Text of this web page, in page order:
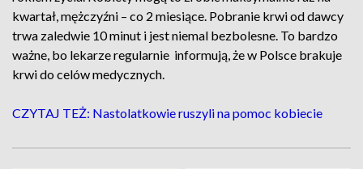
kwartał, mężczyźni – co 2 miesiące. Pobranie krwi od dawcy
trwa zaledwie 10 minut i jest niemal bezbolesne. To bardzo
ważne, bo lekarze regularnie informują, że w Polsce brakuje
krwi do celów medycznych.
CZYTAJ TEŻ: Nastolatkowie ruszyli na pomoc kobiecie